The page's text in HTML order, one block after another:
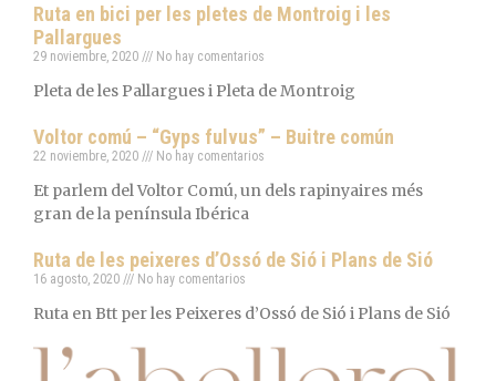
Ruta en bici per les pletes de Montroig i les
Pallargues
29 noviembre, 2020 No hay comentarios
Pleta de les Pallargues i Pleta de Montroig
Voltor comú – “Gyps fulvus” – Buitre común
22 noviembre, 2020 No hay comentarios
Et parlem del Voltor Comú, un dels rapinyaires més
gran de la península Ibérica
Ruta de les peixeres d’Ossó de Sió i Plans de Sió
16 agosto, 2020 No hay comentarios
Ruta en Btt per les Peixeres d’Ossó de Sió i Plans de Sió